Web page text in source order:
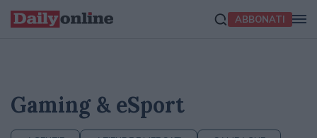
ABBONATI
Gaming & eSport